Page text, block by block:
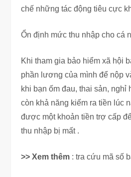
chế những tác động tiêu cực
Ổn định mức thu nhập cho cá
Khi tham gia bảo hiểm xã hội
phần lương của mình để nộp
khi bạn ốm đau, thai sản,
còn khả năng kiếm ra tiền lúc
được một khoản tiền trợ cấp
thu nhập bị mất .
>> Xem thêm : tra cứu mã số